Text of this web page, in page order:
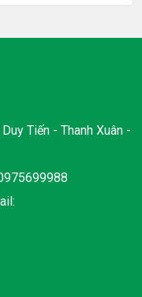
Tiến - Thanh Xuân -